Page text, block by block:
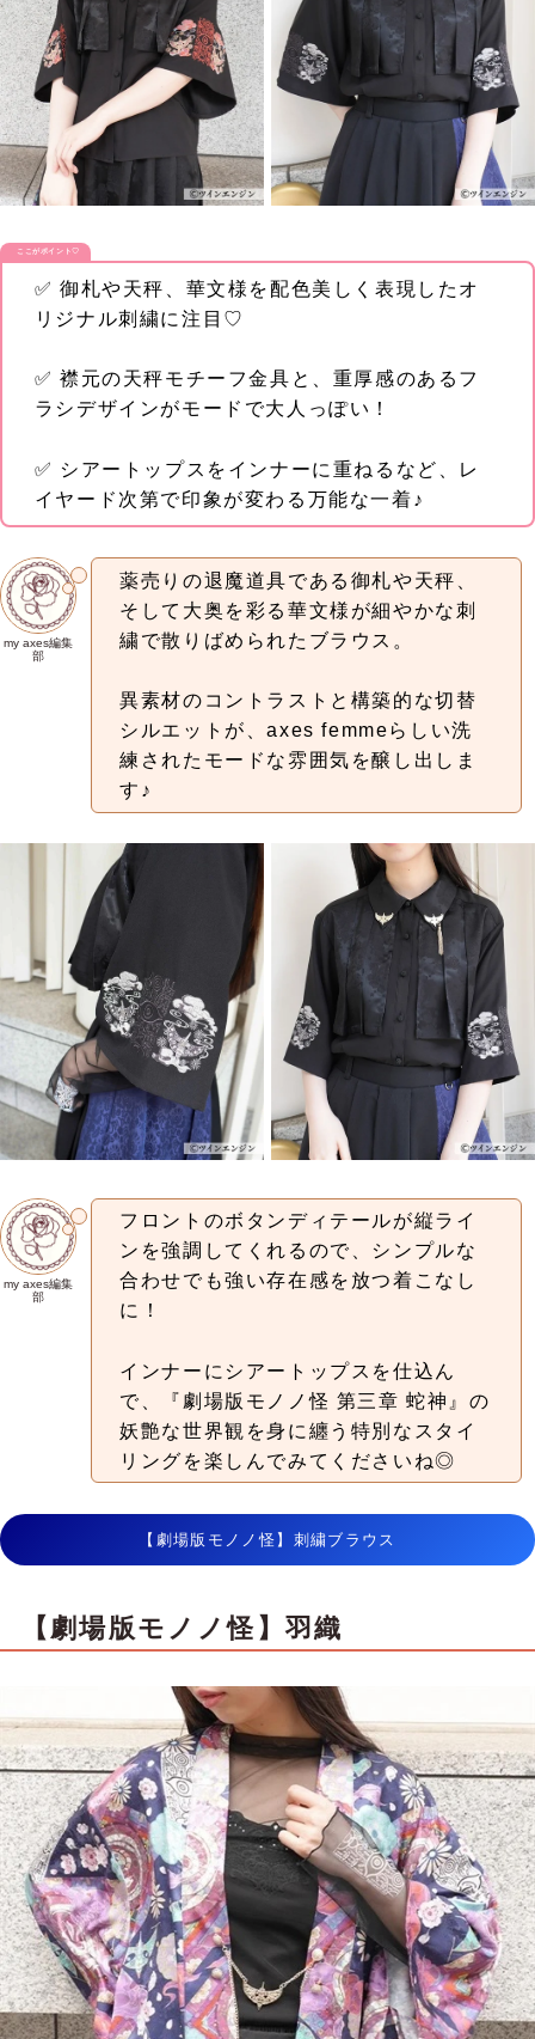
ここがポイント♡
✅ 御札や天秤、華文様を配色美しく表現したオ
リジナル刺繍に注目♡
✅ 襟元の天秤モチーフ金具と、重厚感のあるフ
ラシデザインがモードで大人っぽい！
✅ シアートップスをインナーに重ねるなど、レ
イヤード次第で印象が変わる万能な一着♪
my axes編集
部
薬売りの退魔道具である御札や天秤、
そして大奥を彩る華文様が細やかな刺
繍で散りばめられたブラウス。
異素材のコントラストと構築的な切替
シルエットが、axes femmeらしい洗
練されたモードな雰囲気を醸し出しま
す♪
my axes編集
部
フロントのボタンディテールが縦ライ
ンを強調してくれるので、シンプルな
合わせでも強い存在感を放つ着こなし
に！
インナーにシアートップスを仕込ん
で、『劇場版モノノ怪 第三章 蛇神』の
妖艶な世界観を身に纏う特別なスタイ
リングを楽しんでみてくださいね◎
【劇場版モノノ怪】刺繍ブラウス
【劇場版モノノ怪】羽織